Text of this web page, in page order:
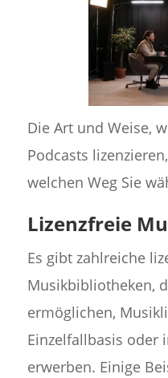
Die Art und Weise,
Podcasts
welchen Weg Sie
Lizenzfreie
Es gibt zahlreiche
Musikbibliotheken,
ermöglichen,
Einzelfallbasis oder
erwerben. Einige